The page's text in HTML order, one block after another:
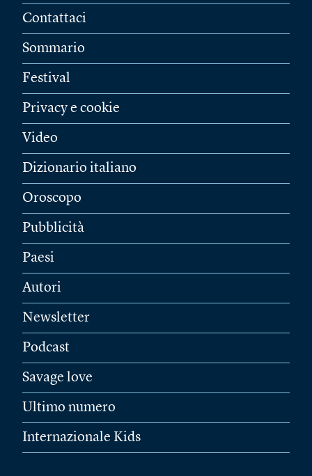
Contattaci
Sommario
Festival
Privacy e cookie
Video
Dizionario italiano
Oroscopo
Pubblicità
Paesi
Autori
Newsletter
Podcast
Savage love
Ultimo numero
Internazionale Kids